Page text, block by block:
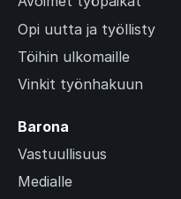
Opi uutta ja työllisty
Töihin ulkomaille
Vinkit työnhakuun
Barona
Vastuullisuus
Medialle